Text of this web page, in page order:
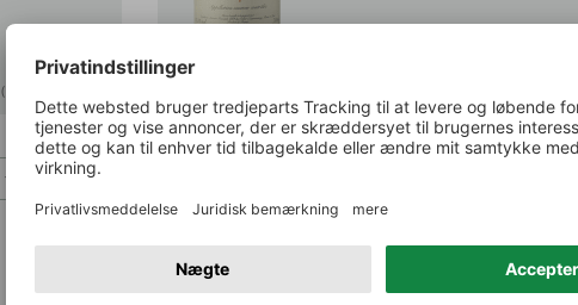
(1.169,33 DKK /l)
Læg i kurv
Kun tilgængelig for medlemmer af vinklubben